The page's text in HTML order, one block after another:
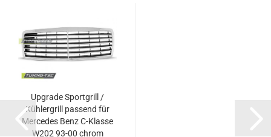
Upgrade Sportgrill /
Kühlergrill passend für
Mercedes Benz C-Klasse
W202 93-00 chrom